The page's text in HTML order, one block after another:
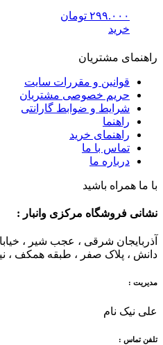
۲۹۹.۰۰۰ تومان
خرید
راهنمای مشتریان
قوانین و مقررات سایت
حریم خصوصی مشتریان
شرایط و ضوابط گارانتی
راهنما
راهنمای خرید
تماس با ما
درباره ما
با ما همراه باشید
نشانی فروشگاه مرکزی وانبار :
آذربایجان شرقی ، عجب شیر ،
دانش ، پلاک صفر ، طبقه همکف ،
مدیریت :
علی نیک نام
تلفن تماس :